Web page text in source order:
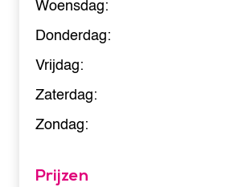
Woensdag:
Donderdag:
Vrijdag:
Zaterdag:
Zondag:
Prijzen